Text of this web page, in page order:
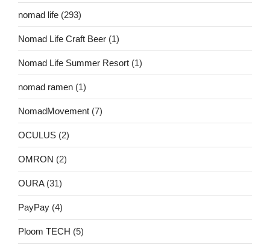
nomad life (293)
Nomad Life Craft Beer (1)
Nomad Life Summer Resort (1)
nomad ramen (1)
NomadMovement (7)
OCULUS (2)
OMRON (2)
OURA(31)
PayPay (4)
Ploom TECH (5)